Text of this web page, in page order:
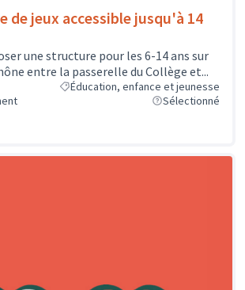
de jeux accessible jusqu'à 14
une structure pour les 6-14 ans sur
entre la passerelle du Collège et...
Éducation, enfance et jeunesse
Sélectionné